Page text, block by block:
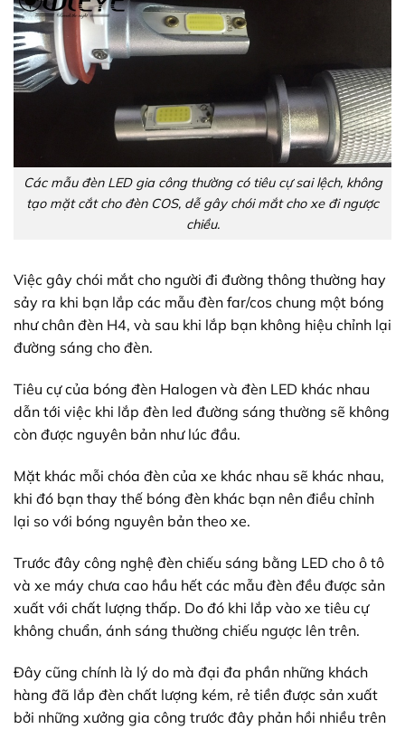
Các mẫu đèn LED gia công thường có tiêu cự sai lệch, không
tạo mặt cắt cho đèn COS, dễ gây chói mắt cho xe đi ngược
chiều.
Việc gây chói mắt cho người đi đường thông thường hay
sảy ra khi bạn lắp các mẫu đèn far/cos chung một bóng
như chân đèn H4, và sau khi lắp bạn không hiệu chỉnh lại
đường sáng cho đèn.
Tiêu cự của bóng đèn Halogen và đèn LED khác nhau
dẫn tới việc khi lắp đèn led đường sáng thường sẽ không
còn được nguyên bản như lúc đầu.
Mặt khác mỗi chóa đèn của xe khác nhau sẽ khác nhau,
khi đó bạn thay thế bóng đèn khác bạn nên điều chỉnh
lại so với bóng nguyên bản theo xe.
Trước đây công nghệ đèn chiếu sáng bằng LED cho ô tô
và xe máy chưa cao hầu hết các mẫu đèn đều được sản
xuất với chất lượng thấp. Do đó khi lắp vào xe tiêu cự
không chuẩn, ánh sáng thường chiếu ngược lên trên.
Đây cũng chính là lý do mà đại đa phần những khách
hàng đã lắp đèn chất lượng kém, rẻ tiền được sản xuất
bởi những xưởng gia công trước đây phản hồi nhiều trên